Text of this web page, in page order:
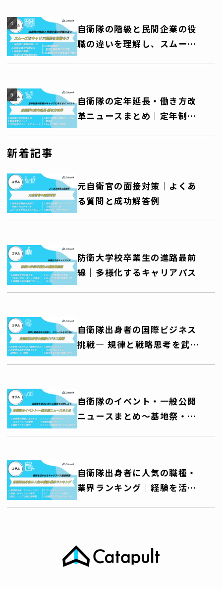
自衛隊の階級と民間企業の役
職の違いを理解し、スムーズ
なキャリア転換を目指そう
自衛隊の定年延長・働き方改
革ニュースまとめ｜定年制度
の変更がキャリアに与えるイ
新着記事
元自衛官の面接対策│よくあ
る質問と成功解答例
防衛大学校卒業生の進路最前
線｜多様化するキャリアパス
自衛隊出身者の国際ビジネス
挑戦― 規律と戦略思考を武器
に、グローバルキャリアを切
自衛隊のイベント・一般公開
ニュースまとめ～基地祭・艦
艇公開・訓練公開・音楽祭な
自衛隊出身者に人気の職種・
業界ランキング｜経験を活か
せるキャリアパス徹底解説